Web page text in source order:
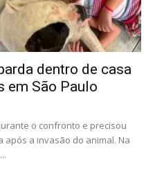
dentro de casa
em São Paulo
o confronto e precisou
após a invasão do animal. Na